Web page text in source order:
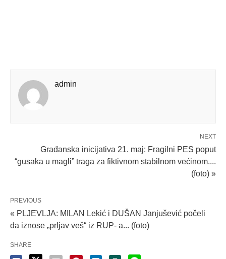
admin
NEXT
Građanska inicijativa 21. maj: Fragilni PES poput
“gusaka u magli” traga za fiktivnom stabilnom većinom....
(foto) »
PREVIOUS
« PLJEVLJA: MILAN Lekić i DUŠAN Janjušević počeli
da iznose „prljav veš“ iz RUP- a... (foto)
SHARE